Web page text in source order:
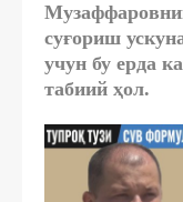
суғориш
учун бу ерда
табиий ҳол.